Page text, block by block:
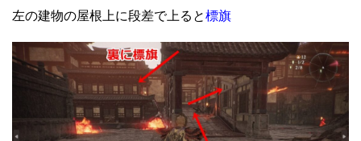
左の建物の屋根上に段差で上ると標旗